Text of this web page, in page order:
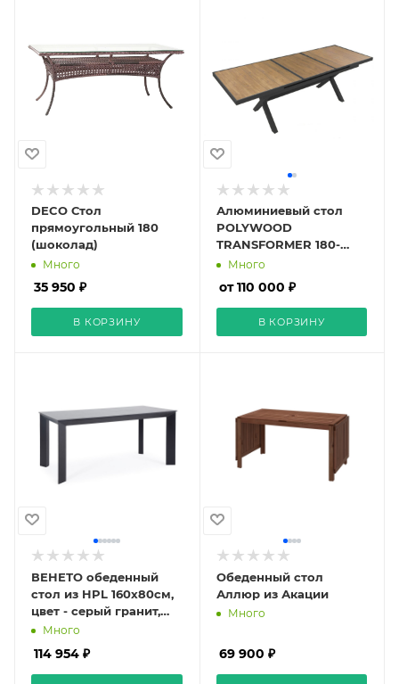
DECO Стол
прямоугольный 180
(шоколад)
Много
35 950 ₽
В КОРЗИНУ
Алюминиевый стол
POLYWOOD
TRANSFORMER 180-
240×90см цвет тик
Много
от 110 000 ₽
В КОРЗИНУ
ВЕНЕТО обеденный
стол из HPL 160х80см,
цвет - серый гранит,
каркас черный
Много
114 954 ₽
Обеденный стол
Аллюр из Акации
Много
69 900 ₽